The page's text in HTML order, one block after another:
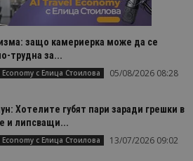
защо камериерка може да се
трудна за...
с Елица Стоилова 05/08/2026 08:28
Хотелите губят пари заради грешки в
и липсващи...
с Елица Стоилова 13/07/2026 09:02